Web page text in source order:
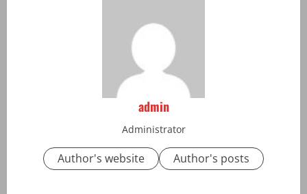
admin
Administrator
Author's website Author's posts